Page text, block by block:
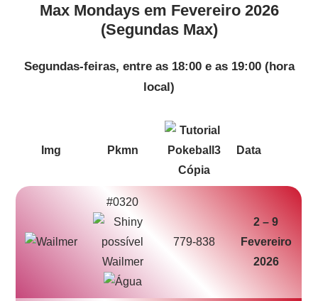
Max Mondays em Fevereiro 2026
(Segundas Max)
Segundas-feiras, entre as 18:00 e as 19:00 (hora
local)
Img Pkmn Data
#0320
Wailmer
779-838
2 – 9
Fevereiro
2026